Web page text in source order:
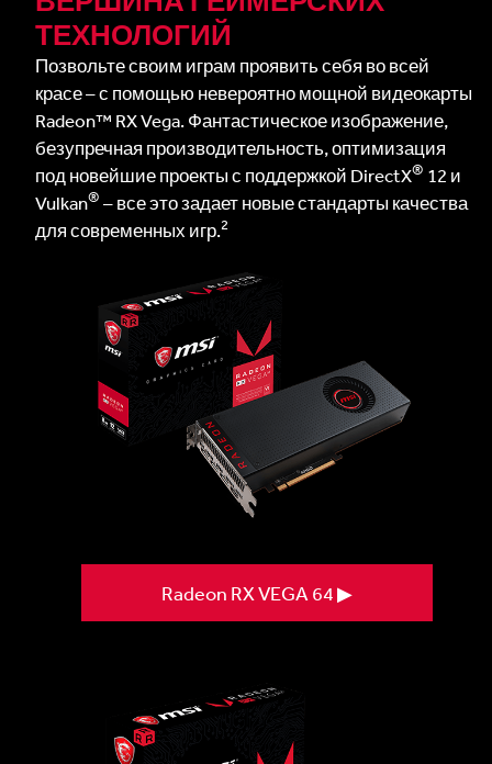
ТЕХНОЛОГИЙ
Позвольте своим играм проявить себя во всей
красе – с помощью невероятно мощной видеокарты
Radeon™ RX Vega. Фантастическое изображение,
безупречная производительность, оптимизация
под новейшие проекты с поддержкой DirectX® 12 и
Vulkan® – все это задает новые стандарты качества
для современных игр.2
Radeon RX VEGA 64 ▶